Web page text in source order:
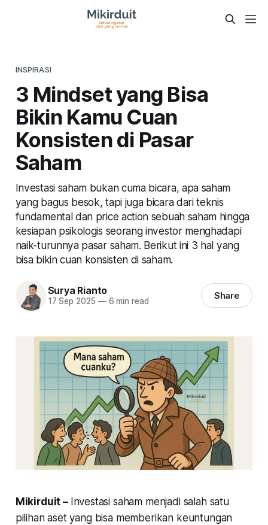
INSPIRASI
3 Mindset yang Bisa
Bikin Kamu Cuan
Konsisten di Pasar
Saham
Investasi saham bukan cuma bicara, apa saham
yang bagus besok, tapi juga bicara dari teknis
fundamental dan price action sebuah saham hingga
kesiapan psikologis seorang investor menghadapi
naik-turunnya pasar saham. Berikut ini 3 hal yang
bisa bikin cuan konsisten di saham.
Surya Rianto
17 Sep 2025 —6 min read Share
Mikirduit – Investasi saham menjadi salah satu
pilihan aset yang bisa memberikan keuntungan